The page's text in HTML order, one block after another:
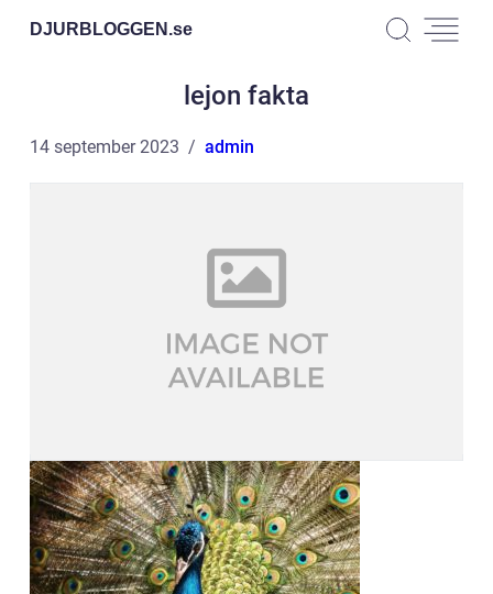
DJURBLOGGEN.se
lejon fakta
14 september 2023 admin